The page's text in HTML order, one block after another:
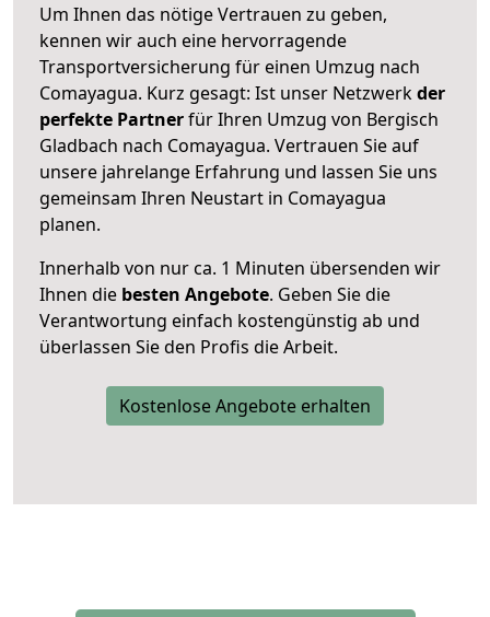
Um Ihnen das nötige Vertrauen zu geben,
kennen wir auch eine hervorragende
Transportversicherung für einen Umzug nach
Comayagua. Kurz gesagt: Ist unser Netzwerkder
perfekte Partnerfür Ihren Umzug von Bergisch
Gladbach nach Comayagua. Vertrauen Sie auf
unsere jahrelange Erfahrung und lassen Sie uns
gemeinsam Ihren Neustart in Comayagua
planen.
Innerhalb von nur ca. 1 Minuten übersenden wir
Ihnen die besten Angebote. Geben Sie die
Verantwortung einfach kostengünstig ab und
überlassen Sie den Profis die Arbeit.
Kostenlose Angebote erhalten